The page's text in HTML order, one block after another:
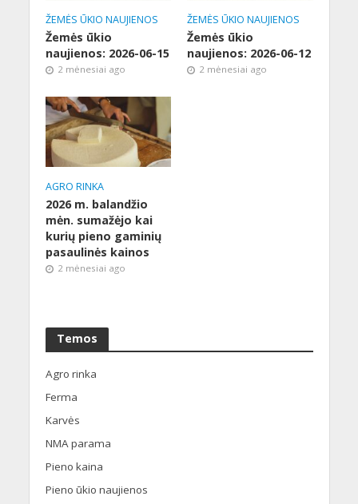
ŽEMĖS ŪKIO NAUJIENOS
Žemės ūkio
naujienos: 2026-06-15
2 mėnesiai ago
ŽEMĖS ŪKIO NAUJIENOS
Žemės ūkio
naujienos: 2026-06-12
2 mėnesiai ago
AGRO RINKA
2026 m. balandžio
mėn. sumažėjo kai
kurių pieno gaminių
pasaulinės kainos
2 mėnesiai ago
Temos
Agro rinka
Ferma
Karvės
NMA parama
Pieno kaina
Pieno ūkio naujienos